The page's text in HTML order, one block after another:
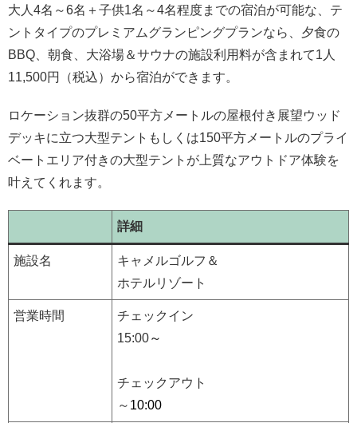
大人4名～6名＋子供1名～4名程度までの宿泊が可能な、テ
ントタイプのプレミアムグランピングプランなら、夕食の
BBQ、朝食、大浴場＆サウナの施設利用料が含まれて1人
11,500円（税込）から宿泊ができます。
ロケーション抜群の50平方メートルの屋根付き展望ウッド
デッキに立つ大型テントもしくは150平方メートルのプライ
ベートエリア付きの大型テントが上質なアウトドア体験を
叶えてくれます。
詳細
施設名
キャメルゴルフ＆
ホテルリゾート
営業時間
チェックイン
15:00～
チェックアウト
～ 10:00